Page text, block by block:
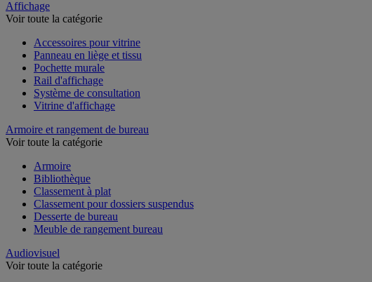
Affichage
Voir toute la catégorie
Accessoires pour vitrine
Panneau en liège et tissu
Pochette murale
Rail d'affichage
Système de consultation
Vitrine d'affichage
Armoire et rangement de bureau
Voir toute la catégorie
Armoire
Bibliothèque
Classement à plat
Classement pour dossiers suspendus
Desserte de bureau
Meuble de rangement bureau
Audiovisuel
Voir toute la catégorie